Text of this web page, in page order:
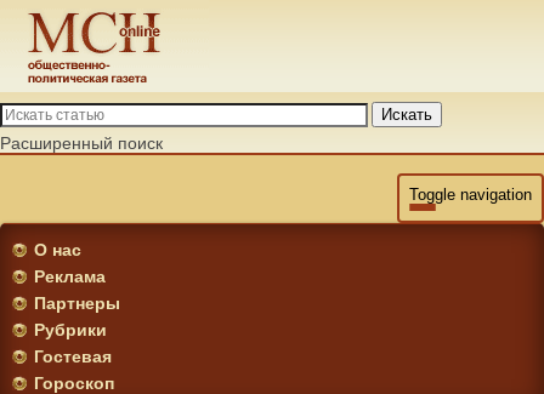
Искать
Расширенный поиск
Toggle navigation
О нас
Реклама
Партнеры
Рубрики
Гостевая
Гороскоп